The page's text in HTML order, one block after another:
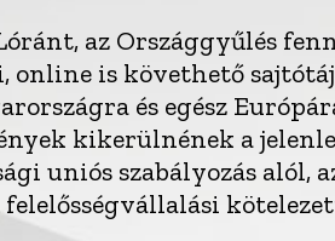
az Országgyűlés
online is követhető
és egész
kikerülnének a
uniós szabályozás alól,